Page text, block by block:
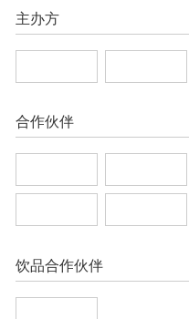
主办方
合作伙伴
饮品合作伙伴